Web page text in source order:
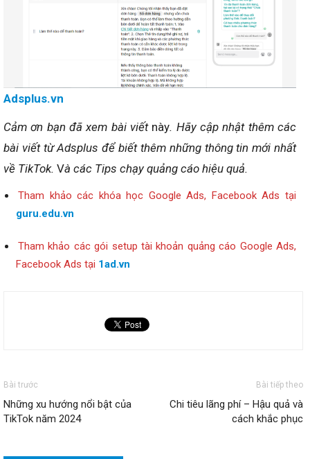
Adsplus.vn
Cảm ơn bạn đã xem bài viết này. Hãy cập nhật thêm các
bài viết từ Adsplus để biết thêm những thông tin mới nhất
về TikTok. Và các Tips chạy quảng cáo hiệu quả.
Tham khảo các khóa học Google Ads, Facebook Ads tại
guru.edu.vn
Tham khảo các gói setup tài khoản quảng cáo Google Ads,
Facebook Ads tại 1ad.vn
Bài trước
Những xu hướng nổi bật của
TikTok năm 2024
Bài tiếp theo
Chi tiêu lãng phí – Hậu quả và
cách khắc phục